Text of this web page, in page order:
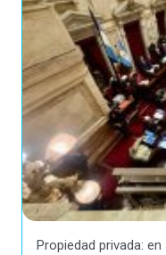
Propiedad privada: